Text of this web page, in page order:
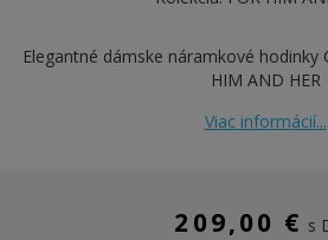
Elegantné dámske náramkové hodinky
HIM AND HER
Viac informácií...
209,00 € s